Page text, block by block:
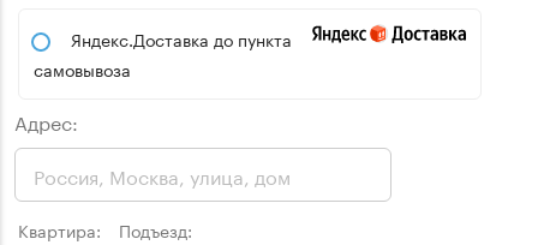
Яндекс.Доставка до пункта
самовывоза
Адрес:
Квартира: Подъезд: